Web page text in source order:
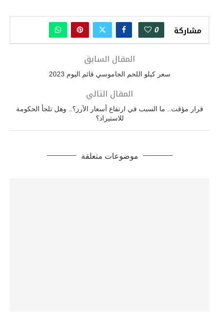
مشاركة 0
المقال السابق
سعر كيلو اللحم الجاموسي قائم اليوم 2023
المقال التالي
قرار مؤقت.. ما السبب في ارتفاع أسعار الأرز؟.. وهل تلجأ الحكومة
للاستيراد؟
موضوعات متعلقة